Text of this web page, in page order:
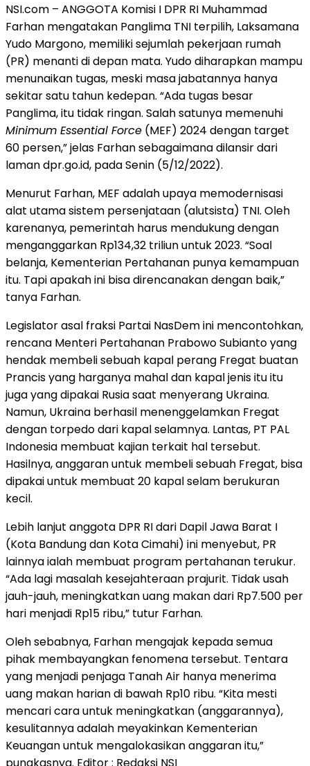
NSI.com – ANGGOTA Komisi I DPR RI Muhammad
Farhan mengatakan Panglima TNI terpilih, Laksamana
Yudo Margono, memiliki sejumlah pekerjaan rumah
(PR) menanti di depan mata. Yudo diharapkan mampu
menunaikan tugas, meski masa jabatannya hanya
sekitar satu tahun kedepan. “Ada tugas besar
Panglima, itu tidak ringan. Salah satunya memenuhi
Minimum Essential Force (MEF) 2024 dengan target
60 persen,” jelas Farhan sebagaimana dilansir dari
laman dpr.go.id, pada Senin (5/12/2022).
Menurut Farhan, MEF adalah upaya memodernisasi
alat utama sistem persenjataan (alutsista) TNI. Oleh
karenanya, pemerintah harus mendukung dengan
menganggarkan Rp134,32 triliun untuk 2023. “Soal
belanja, Kementerian Pertahanan punya kemampuan
itu. Tapi apakah ini bisa direncanakan dengan baik,”
tanya Farhan.
Legislator asal fraksi Partai NasDem ini mencontohkan,
rencana Menteri Pertahanan Prabowo Subianto yang
hendak membeli sebuah kapal perang Fregat buatan
Prancis yang harganya mahal dan kapal jenis itu itu
juga yang dipakai Rusia saat menyerang Ukraina.
Namun, Ukraina berhasil menenggelamkan Fregat
dengan torpedo dari kapal selamnya. Lantas, PT PAL
Indonesia membuat kajian terkait hal tersebut.
Hasilnya, anggaran untuk membeli sebuah Fregat, bisa
dipakai untuk membuat 20 kapal selam berukuran
kecil.
Lebih lanjut anggota DPR RI dari Dapil Jawa Barat I
(Kota Bandung dan Kota Cimahi) ini menyebut, PR
lainnya ialah membuat program pertahanan terukur.
“Ada lagi masalah kesejahteraan prajurit. Tidak usah
jauh-jauh, meningkatkan uang makan dari Rp7.500 per
hari menjadi Rp15 ribu,” tutur Farhan.
Oleh sebabnya, Farhan mengajak kepada semua
pihak membayangkan fenomena tersebut. Tentara
yang menjadi penjaga Tanah Air hanya menerima
uang makan harian di bawah Rp10 ribu. “Kita mesti
mencari cara untuk meningkatkan (anggarannya),
kesulitannya adalah meyakinkan Kementerian
Keuangan untuk mengalokasikan anggaran itu,”
pungkasnya. Editor : Redaksi NSI